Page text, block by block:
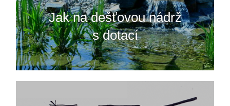
Jak na dešťovou nádrž
s dotací